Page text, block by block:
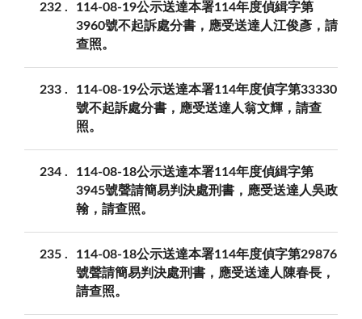
232
114-08-19公示送達本署114年度偵緝字第
3960號不起訴處分書，應受送達人江俊彥，請
查照。
233
114-08-19公示送達本署114年度偵字第33330
號不起訴處分書，應受送達人翁文輝，請查
照。
234
114-08-18公示送達本署114年度偵緝字第
3945號聲請簡易判決處刑書，應受送達人吳政
翰，請查照。
235
114-08-18公示送達本署114年度偵字第29876
號聲請簡易判決處刑書，應受送達人陳春長，
請查照。